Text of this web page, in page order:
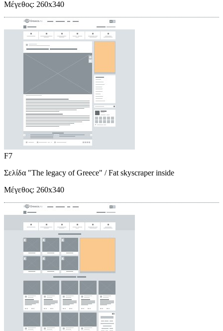
Μέγεθος: 260x340
F7
Σελίδα "The legacy of Greece" / Fat skyscraper inside
Μέγεθος: 260x340